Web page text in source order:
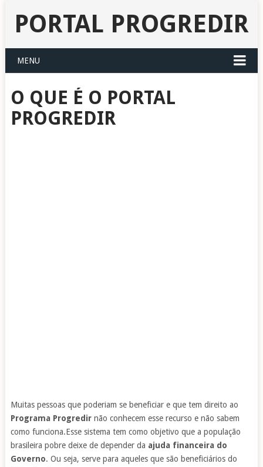
PORTAL PROGREDIR
MENU
O QUE É O PORTAL
PROGREDIR
Muitas pessoas que poderiam se beneficiar e que tem direito ao
Programa Progredirnão conhecem esse recurso e não sabem
como funciona.Esse sistema tem como objetivo que a população
brasileira pobre deixe de depender da ajuda financeira do
Governo. Ou seja, serve para aqueles que são beneficiários do